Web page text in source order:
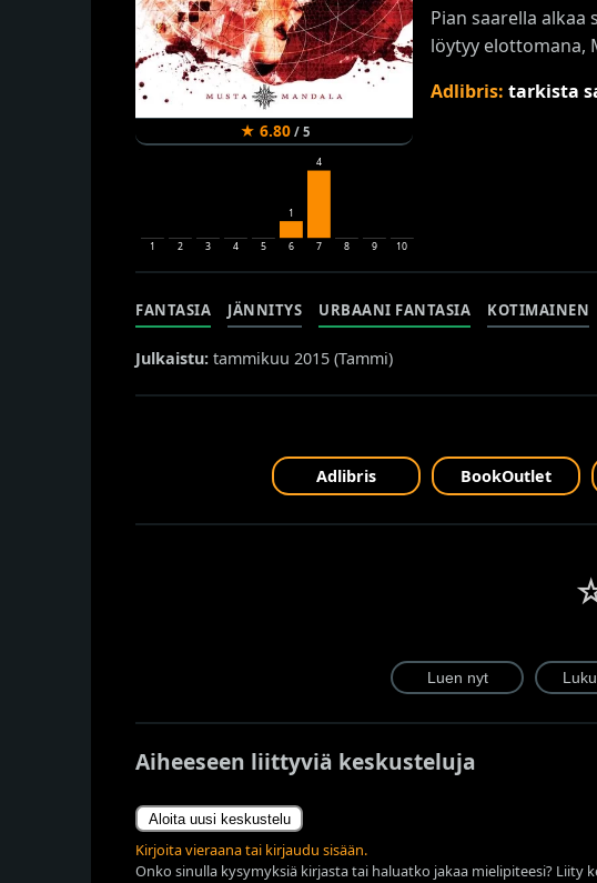
★ 6.80/ 5
1 2 3 4 5
1
6
4
7 8 9 10
Pian saarella
löytyy elottomana,
Adlibris: tarkista
FANTASIA JÄNNITYS URBAANI FANTASIA KOTIMAINEN
Julkaistu: tammikuu 2015 (Tammi)
Adlibris BookOutlet
Aiheeseen liittyviä keskusteluja
Aloita uusi keskustelu
Kirjoita vieraana tai kirjaudu sisään.
Onko sinulla kysymyksiä kirjasta tai haluatko jakaa mielipiteesi? Liity